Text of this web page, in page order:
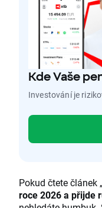
Kde Vaše
Investování je
Pokud čtete článek „
roce 2026 a přijde